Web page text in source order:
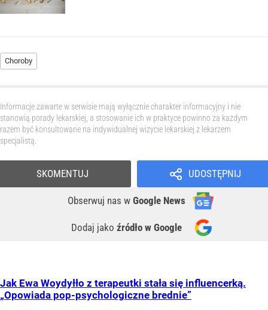
Choroby
Informacje zawarte w serwisie mają wyłącznie charakter informacyjny i nie
stanowią porady lekarskiej, a stosowanie ich w praktyce powinno za każdym
razem być konsultowane na indywidualnej wizycie lekarskiej z lekarzem
specjalistą.
UDOSTĘPNIJ
Obserwuj nas w Google News
Dodaj jako źródło w Google
SKOMENTUJ
Jak Ewa Woydyłło z terapeutki stała się influencerką.
„Opowiada pop-psychologiczne brednie”